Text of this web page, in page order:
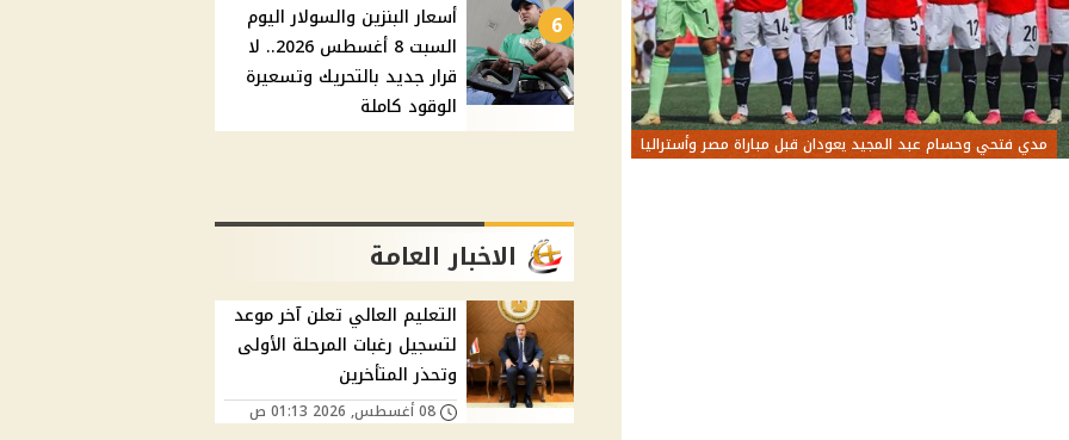
مدي فتحي وحسام عبد المجيد يعودان قبل مباراة مصر وأستراليا
6
أسعار البنزين والسولار اليوم
السبت 8 أغسطس 2026.. لا
قرار جديد بالتحريك وتسعيرة
الوقود كاملة
الاخبار العامة
التعليم العالي تعلن آخر موعد
لتسجيل رغبات المرحلة الأولى
وتحذر المتأخرين
08 أغسطس, 2026 01:13 ص